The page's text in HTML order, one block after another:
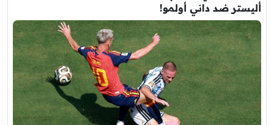
أليستر ضد داني أولمو!